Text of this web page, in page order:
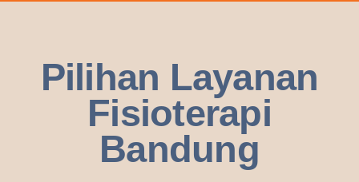
Pilihan Layanan
Fisioterapi
Bandung